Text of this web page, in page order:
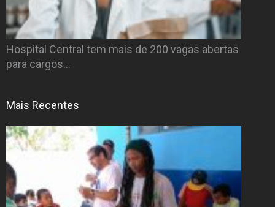
Hospital Central tem mais de 200 vagas abertas
para cargos…
Mais Recentes